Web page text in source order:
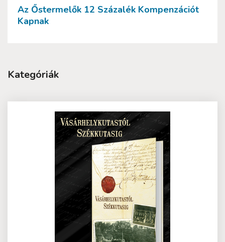
Az Őstermelők 12 Százalék Kompenzációt
Kapnak
Kategóriák